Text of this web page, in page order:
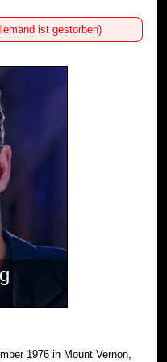
ist gestorben)
1976 in Mount Vernon,